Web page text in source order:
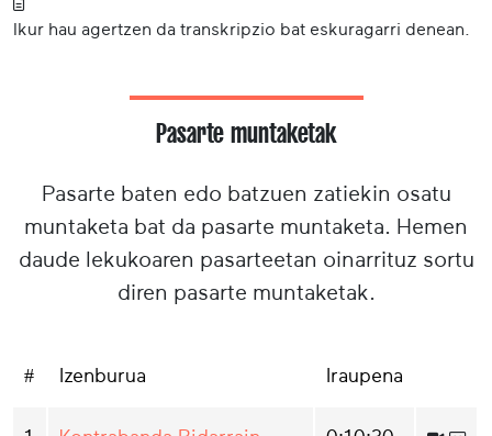
Ikur hau agertzen da transkripzio bat eskuragarri denean.
Pasarte muntaketak
Pasarte baten edo batzuen zatiekin osatu
muntaketa bat da pasarte muntaketa. Hemen
daude lekukoaren pasarteetan oinarrituz sortu
diren pasarte muntaketak.
# Izenburua Iraupena